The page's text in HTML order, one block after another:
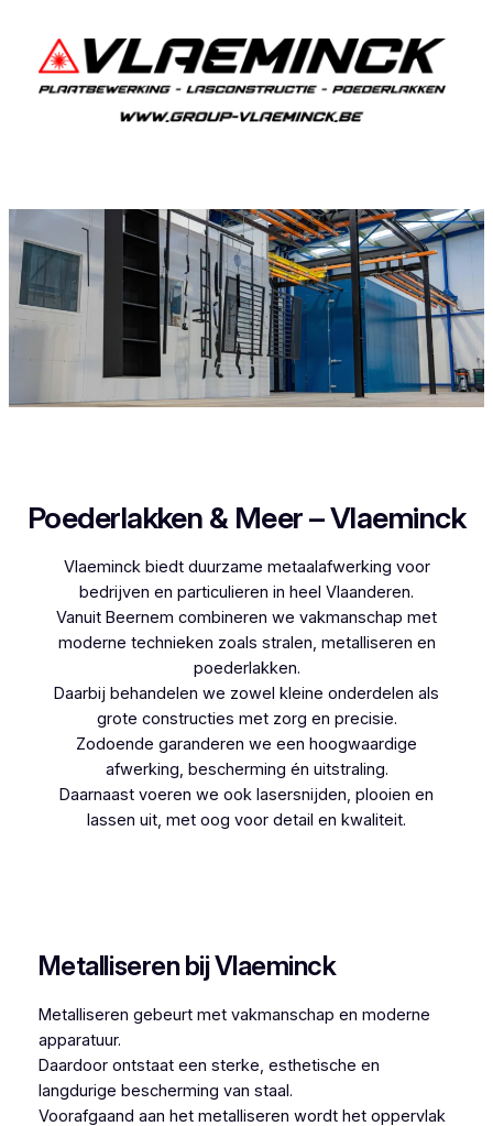
Poederlakken & Meer – Vlaeminck
Vlaeminck biedt duurzame metaalafwerking voor
bedrijven en particulieren in heel Vlaanderen.
Vanuit Beernem combineren we vakmanschap met
moderne technieken zoals stralen, metalliseren en
poederlakken.
Daarbij behandelen we zowel kleine onderdelen als
grote constructies met zorg en precisie.
Zodoende garanderen we een hoogwaardige
afwerking, bescherming én uitstraling.
Daarnaast voeren we ook lasersnijden, plooien en
lassen uit, met oog voor detail en kwaliteit.
Metalliseren bij Vlaeminck
Metalliseren gebeurt met vakmanschap en moderne
apparatuur.
Daardoor ontstaat een sterke, esthetische en
langdurige bescherming van staal.
Voorafgaand aan het metalliseren wordt het oppervlak